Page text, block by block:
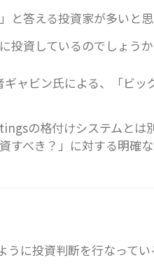
答える投資家が多いと思
投資しているのでしょうか
ャビン氏による、「ビ
の格付けシステムとは
すべき？」に対する明確
うに投資判断を行なってい